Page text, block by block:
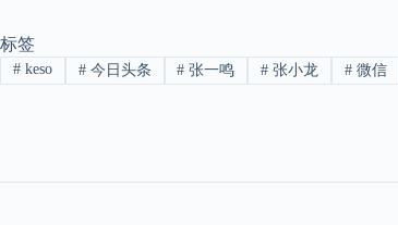
标签
#keso #今日头条 # 张一鸣 # 张小龙 # 微信